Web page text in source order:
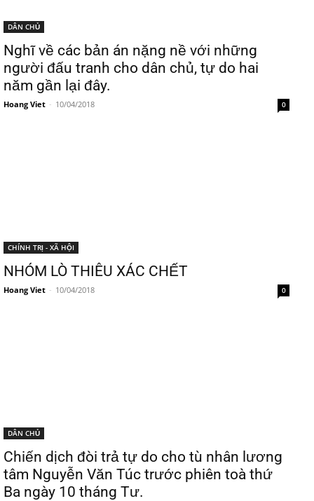
DÂN CHỦ
Nghĩ về các bản án nặng nề với những
người đấu tranh cho dân chủ, tự do hai
năm gần lại đây.
Hoang Viet - 10/04/2018 0
CHÍNH TRỊ - XÃ HỘI
NHÓM LÒ THIÊU XÁC CHẾT
Hoang Viet - 10/04/2018 0
DÂN CHỦ
Chiến dịch đòi trả tự do cho tù nhân lương
tâm Nguyễn Văn Túc trước phiên toà thứ
Ba ngày 10 tháng Tư.